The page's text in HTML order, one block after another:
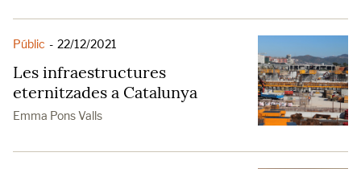
Públic - 22/12/2021
Les infraestructures
eternitzades a Catalunya
Emma Pons Valls